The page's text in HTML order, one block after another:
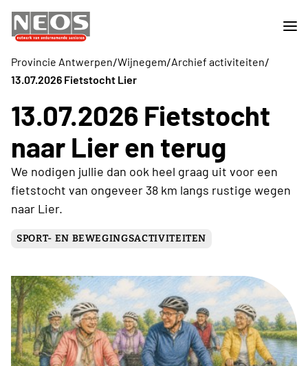
Provincie Antwerpen/Wijnegem/Archief activiteiten/
13.07.2026 Fietstocht Lier
13.07.2026 Fietstocht
naar Lier en terug
We nodigen jullie dan ook heel graag uit voor een
fietstocht van ongeveer 38 km langs rustige wegen
naar Lier.
SPORT- EN BEWEGINGSACTIVITEITEN